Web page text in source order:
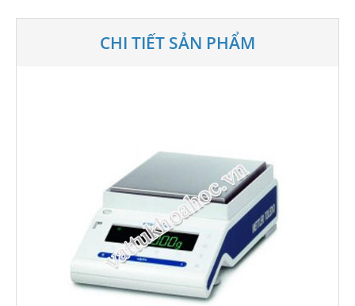
CHI TIẾT SẢN PHẨM